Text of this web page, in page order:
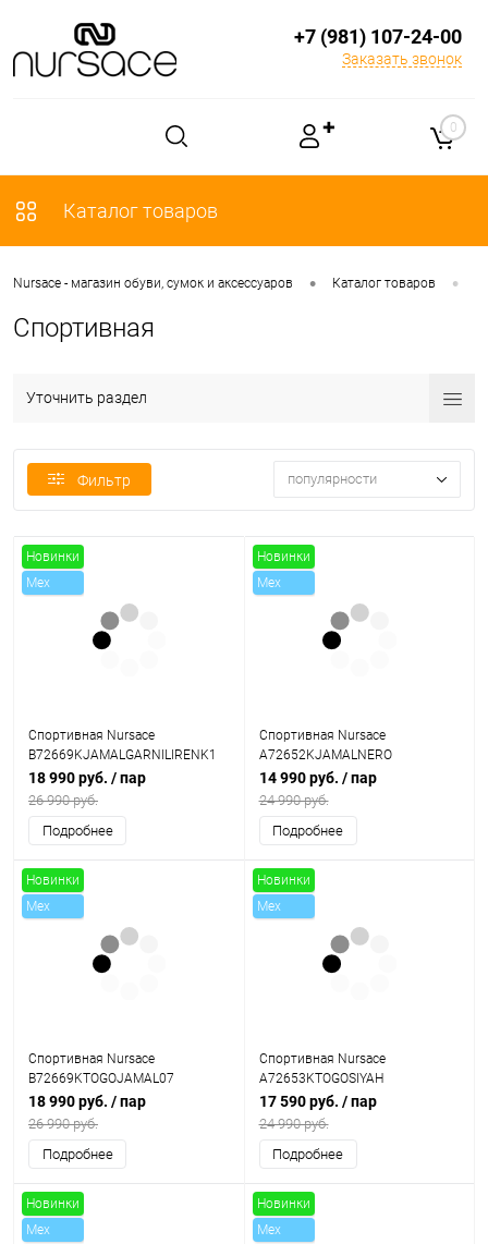
+7 (981) 107-24-00
Заказать звонок
✚ 0
Каталог товаров
Nursace - магазин обуви, сумок и аксессуаров • Каталог товаров •
Спортивная
Уточнить раздел
Фильтр популярности
Новинки
Mex
Спортивная Nursace
B72669KJAMALGARNILIRENK1
18 990 руб. / пар
26 990 руб.
Подробнее
Новинки
Mex
Спортивная Nursace
A72652KJAMALNERO
14 990 руб. / пар
24 990 руб.
Подробнее
Новинки
Mex
Спортивная Nursace
B72669KTOGOJAMAL07
18 990 руб. / пар
26 990 руб.
Подробнее
Новинки
Mex
Спортивная Nursace
A72653KTOGOSIYAH
17 590 руб. / пар
24 990 руб.
Подробнее
Новинки
Mex
Новинки
Mex